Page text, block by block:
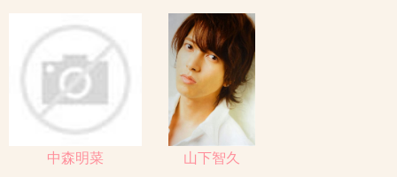
中森明菜 山下智久